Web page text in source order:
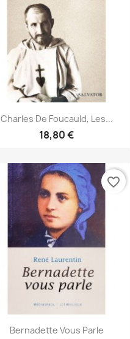
Aperçu rapide
Charles De Foucauld, Les...
18,80 €
Aperçu rapide
Bernadette Vous Parle
favorite_border